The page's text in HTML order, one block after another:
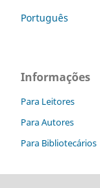
Português
Informações
Para Leitores
Para Autores
Para Bibliotecários